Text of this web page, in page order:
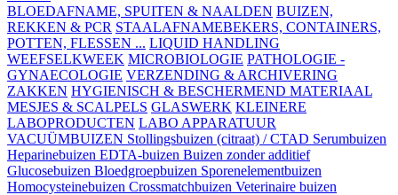
BLOEDAFNAME, SPUITEN & NAALDEN BUIZEN,
REKKEN & PCR STAALAFNAMEBEKERS, CONTAINERS,
POTTEN, FLESSEN ... LIQUID HANDLING
WEEFSELKWEEK MICROBIOLOGIE PATHOLOGIE -
GYNAECOLOGIE VERZENDING & ARCHIVERING
ZAKKEN HYGIENISCH & BESCHERMEND MATERIAAL
MESJES & SCALPELS GLASWERK KLEINERE
LABOPRODUCTEN LABO APPARATUUR
VACUÜMBUIZEN Stollingsbuizen (citraat) / CTAD Serumbuizen
Heparinebuizen EDTA-buizen Buizen zonder additief
Glucosebuizen Bloedgroepbuizen Sporenelementbuizen
Homocysteinebuizen Crossmatchbuizen Veterinaire buizen